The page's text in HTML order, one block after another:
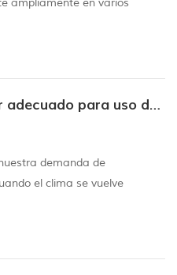
ampliamente en varios
y ahorrar costos.el sistema
libre y puede alimentar el
...
instalar un sistema solar adecuado para uso doméstico
demanda de
el clima se vuelve
o la factura de la luz de la
ha aparecido la energía